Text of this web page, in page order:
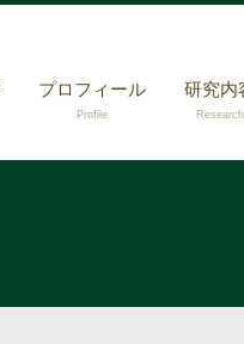
プロフィール
Profile
研究内
Research